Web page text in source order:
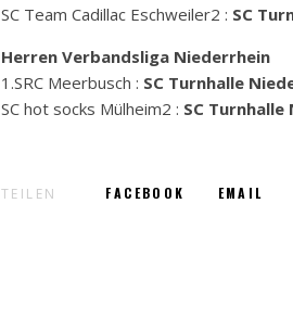
SC Team Cadillac Eschweiler2 : SC
Herren Verbandsliga Niederrhein
1.SRC Meerbusch : SC Turnhalle
SC hot socks Mülheim2 : SC
TEILEN FACEBOOK EMAIL